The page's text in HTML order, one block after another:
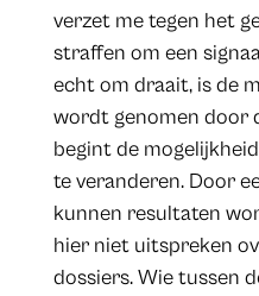
verzet me tegen het
straffen om een
echt om draait, is de
wordt genomen door
begint de
te veranderen. Door
kunnen resultaten
hier niet uitspreken
dossiers. Wie tussen